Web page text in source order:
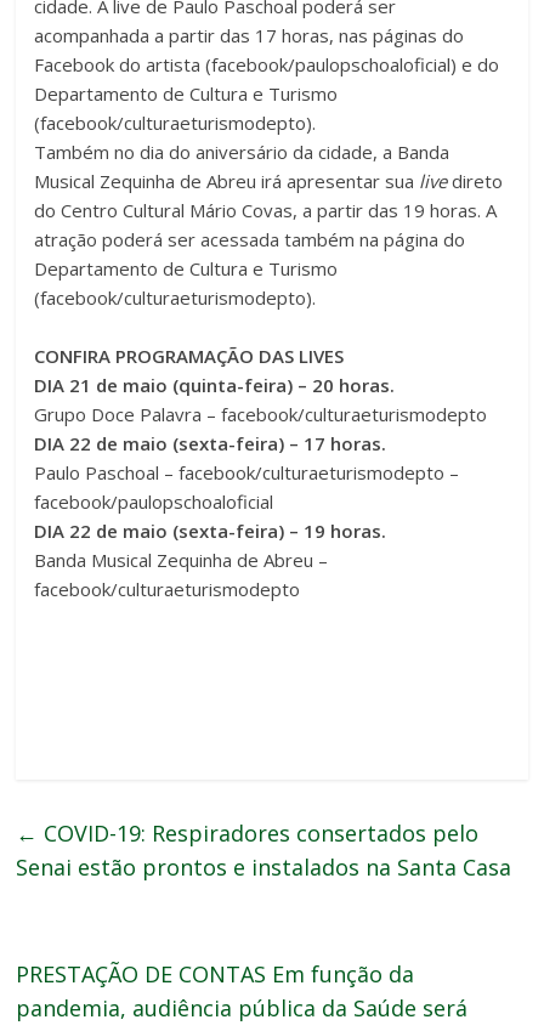
cidade. A live de Paulo Paschoal poderá ser
acompanhada a partir das 17 horas, nas páginas do
Facebook do artista (facebook/paulopschoaloficial) e do
Departamento de Cultura e Turismo
(facebook/culturaeturismodepto).
Também no dia do aniversário da cidade, a Banda
Musical Zequinha de Abreu irá apresentar sua livedireto
do Centro Cultural Mário Covas, a partir das 19 horas. A
atração poderá ser acessada também na página do
Departamento de Cultura e Turismo
(facebook/culturaeturismodepto).
CONFIRA PROGRAMAÇÃO DAS LIVES
DIA 21 de maio (quinta-feira) – 20 horas.
Grupo Doce Palavra – facebook/culturaeturismodepto
DIA 22 de maio (sexta-feira) – 17 horas.
Paulo Paschoal – facebook/culturaeturismodepto –
facebook/paulopschoaloficial
DIA 22 de maio (sexta-feira) – 19 horas.
Banda Musical Zequinha de Abreu –
facebook/culturaeturismodepto
← COVID-19: Respiradores consertados pelo
Senai estão prontos e instalados na Santa Casa
PRESTAÇÃO DE CONTAS Em função da
pandemia, audiência pública da Saúde será